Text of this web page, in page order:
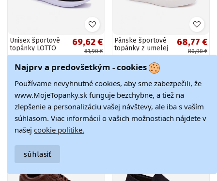
Unisex športové
topánky LOTTO
CONNECT 2400000
čierne
69,62 €
81,90 €
Pánske športové
topánky z umelej
kože čierne Velton
68,77 €
80,90 €
-15% -15%
Najprv a predovšetkým - cookies
Používame nevyhnutné cookies, aby sme zabezpečili, že
www.MojeTopanky.sk funguje bezchybne, a tiež na
zlepšenie a personalizáciu vašej návštevy, ale iba s vaším
súhlasom. Viac informácií o vašich možnostiach nájdete v
našej cookie politike.
súhlasiť